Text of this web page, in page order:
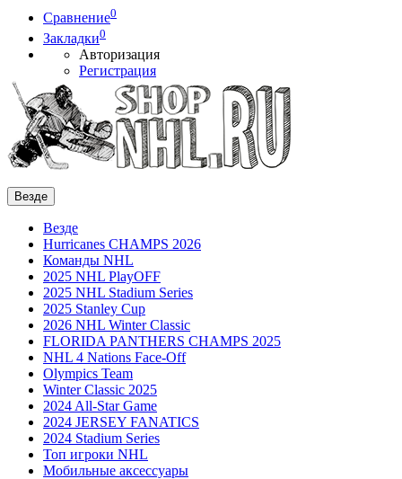
Сравнение0
Закладки0
Авторизация
Регистрация
Везде
Везде
Hurricanes CHAMPS 2026
Команды NHL
2025 NHL PlayOFF
2025 NHL Stadium Series
2025 Stanley Cup
2026 NHL Winter Classic
FLORIDA PANTHERS CHAMPS 2025
NHL 4 Nations Face-Off
Olympics Team
Winter Classic 2025
2024 All-Star Game
2024 JERSEY FANATICS
2024 Stadium Series
Топ игроки NHL
Мобильные аксессуары